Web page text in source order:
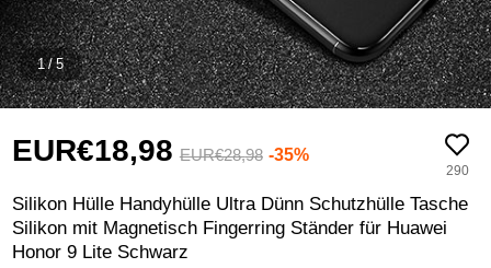
1 / 5
EUR€18,98 EUR€28,98 -35%
290
Silikon Hülle Handyhülle Ultra Dünn Schutzhülle Tasche
Silikon mit Magnetisch Fingerring Ständer für Huawei
Honor 9 Lite Schwarz